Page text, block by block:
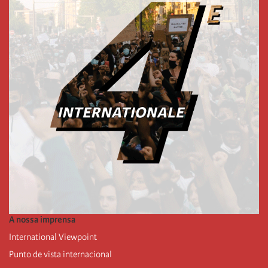
A nossa imprensa
International Viewpoint
Punto de vista internacional